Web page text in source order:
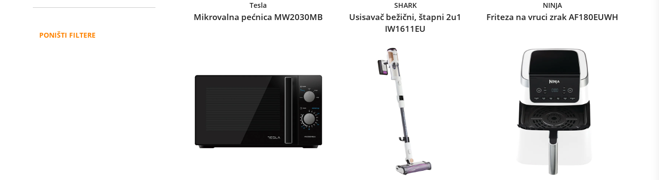
PONIŠTI FILTERE
Tesla
Mikrovalna pećnica MW2030MB
SHARK
Usisavač bežični, štapni 2u1
IW1611EU
NINJA
Friteza na vruci zrak AF180EUWH